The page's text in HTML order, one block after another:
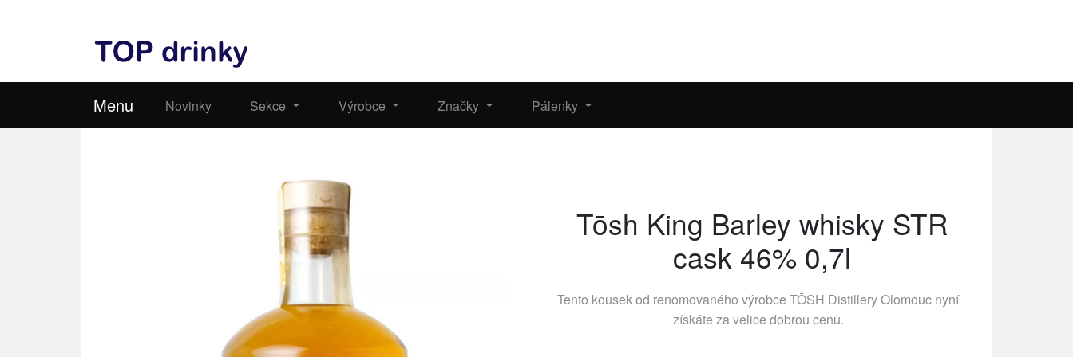
Menu Novinky Sekce Výrobce Značky Pálenky
Tōsh King Barley whisky STR
cask 46% 0,7l
Tento kousek od renomovaného výrobce TŌSH Distillery Olomouc nyní
získáte za velice dobrou cenu.